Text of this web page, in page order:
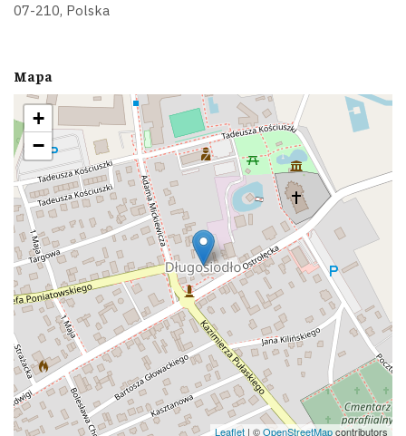
07-210, Polska
Mapa
+
−
Leaflet | ©OpenStreetMapcontributors